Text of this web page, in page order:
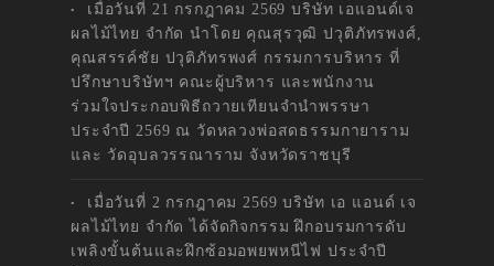
เมื่อวันที่ 21 กรกฎาคม 2569 บริษัท เอแอนด์เจ
ผลไม้ไทย จำกัด นำโดย คุณสุรวุฒิ ปวุติภัทรพงศ์,
คุณสรรค์ชัย ปวุติภัทรพงศ์ กรรมการบริหาร ที่
ปรึกษาบริษัทฯ คณะผู้บริหาร และพนักงาน
ร่วมใจประกอบพิธีถวายเทียนจำนำพรรษา
ประจำปี 2569 ณ วัดหลวงพ่อสดธรรมกายาราม
และ วัดอุบลวรรณาราม จังหวัดราชบุรี
เมื่อวันที่ 2 กรกฎาคม 2569 บริษัท เอ แอนด์ เจ
ผลไม้ไทย จำกัด ได้จัดกิจกรรม ฝึกอบรมการดับ
เพลิงขั้นต้นและฝึกซ้อมอพยพหนีไฟ ประจำปี